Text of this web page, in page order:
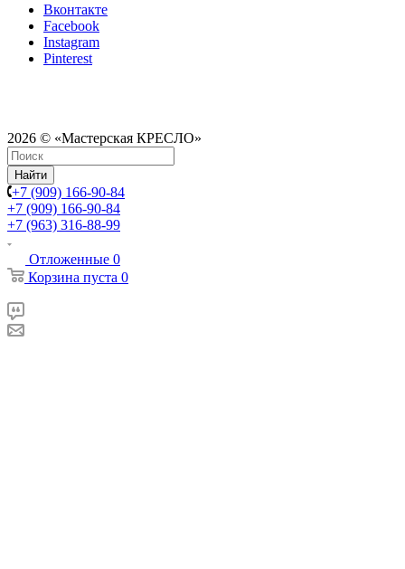
Вконтакте
Facebook
Instagram
Pinterest
2026 © «Мастерская КРЕСЛО»
Найти
+7 (909) 166-90-84
+7 (909) 166-90-84
+7 (963) 316-88-99
Отложенные 0
Корзина пуста 0